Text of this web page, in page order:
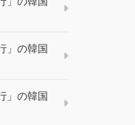
」の韓国
」の韓国